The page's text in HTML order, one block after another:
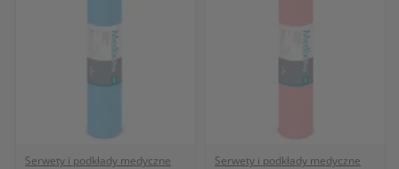
Serwety i podkłady medyczne Serwety i podkłady medyczne